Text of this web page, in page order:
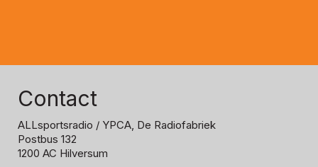
Contact
ALLsportsradio / YPCA, De Radiofabriek
Postbus 132
1200 AC Hilversum